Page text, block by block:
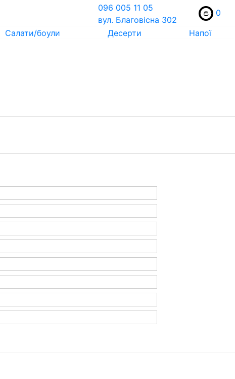
096 005 11 05
вул. Благовісна 302
0
Салати/боули Десерти Напої